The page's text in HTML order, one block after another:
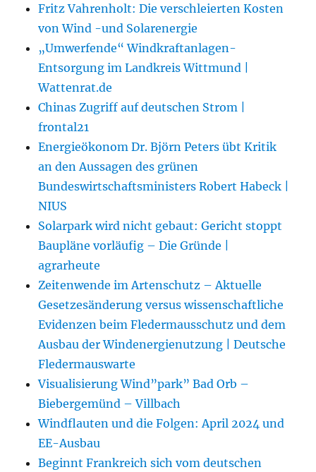
Fritz Vahrenholt: Die verschleierten Kosten
von Wind -und Solarenergie
„Umwerfende“ Windkraftanlagen-
Entsorgung im Landkreis Wittmund |
Wattenrat.de
Chinas Zugriff auf deutschen Strom |
frontal21
Energieökonom Dr. Björn Peters übt Kritik
an den Aussagen des grünen
Bundeswirtschaftsministers Robert Habeck |
NIUS
Solarpark wird nicht gebaut: Gericht stoppt
Baupläne vorläufig – Die Gründe |
agrarheute
Zeitenwende im Artenschutz – Aktuelle
Gesetzesänderung versus wissenschaftliche
Evidenzen beim Fledermausschutz und dem
Ausbau der Windenergienutzung | Deutsche
Fledermauswarte
Visualisierung Wind”park” Bad Orb –
Biebergemünd – Villbach
Windflauten und die Folgen: April 2024 und
EE-Ausbau
Beginnt Frankreich sich vom deutschen